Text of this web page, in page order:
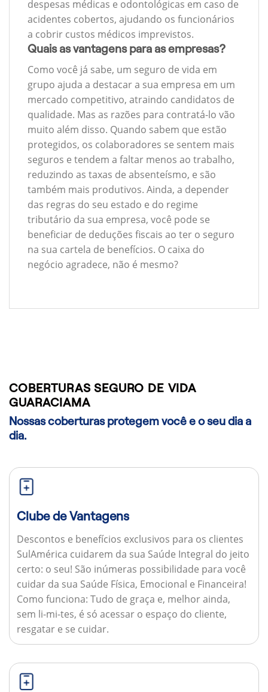
despesas médicas e odontológicas em caso de
acidentes cobertos, ajudando os funcionários
a cobrir custos médicos imprevistos.
Quais as vantagens para as empresas?
Como você já sabe, um seguro de vida em
grupo ajuda a destacar a sua empresa em um
mercado competitivo, atraindo candidatos de
qualidade. Mas as razões para contratá-lo vão
muito além disso. Quando sabem que estão
protegidos, os colaboradores se sentem mais
seguros e tendem a faltar menos ao trabalho,
reduzindo as taxas de absenteísmo, e são
também mais produtivos. Ainda, a depender
das regras do seu estado e do regime
tributário da sua empresa, você pode se
beneficiar de deduções fiscais ao ter o seguro
na sua cartela de benefícios. O caixa do
negócio agradece, não é mesmo?
COBERTURAS SEGURO DE VIDA
GUARACIAMA
Nossas coberturas protegem você e o seu dia a
dia.
Clube de Vantagens
Descontos e benefícios exclusivos para os clientes
SulAmérica cuidarem da sua Saúde Integral do jeito
certo: o seu! São inúmeras possibilidade para você
cuidar da sua Saúde Física, Emocional e Financeira!
Como funciona: Tudo de graça e, melhor ainda,
sem li-mi-tes, é só acessar o espaço do cliente,
resgatar e se cuidar.